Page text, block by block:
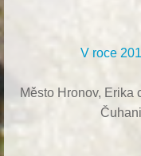
V roce
Město Hronov, Erika